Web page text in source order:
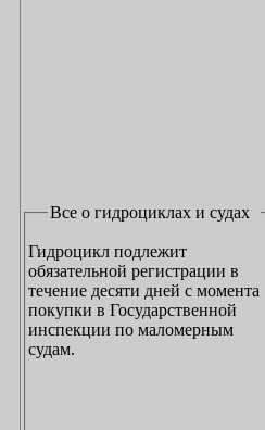
Все о гидроциклах и судах
Гидроцикл подлежит
обязательной регистрации в
течение десяти дней с момента
покупки в Государственной
инспекции по маломерным
судам.